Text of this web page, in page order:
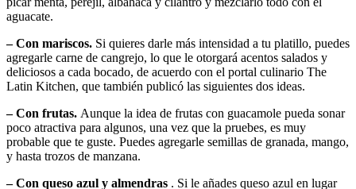
aguacate.
– Con mariscos. Si quieres darle más intensidad a tu platillo, puedes
agregarle carne de cangrejo, lo que le otorgará acentos salados y
deliciosos a cada bocado, de acuerdo con el portal culinario The
Latin Kitchen, que también publicó las siguientes dos ideas.
– Con frutas. Aunque la idea de frutas con guacamole pueda sonar
poco atractiva para algunos, una vez que la pruebes, es muy
probable que te guste. Puedes agregarle semillas de granada, mango,
y hasta trozos de manzana.
– Con queso azul y almendras . Si le añades queso azul en lugar